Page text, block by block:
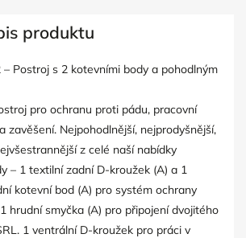
produktu
– Postroj s 2 kotevními body a pohodlným
pro ochranu proti pádu, pracovní
zavěšení. Nejpohodlnější, nejprodyšnější,
z celé naší nabídky
– 1 textilní zadní D-kroužek (A) a 1
kotevní bod (A) pro systém ochrany
hrudní smyčka (A) pro připojení dvojitého
1 ventrální D-kroužek pro práci v